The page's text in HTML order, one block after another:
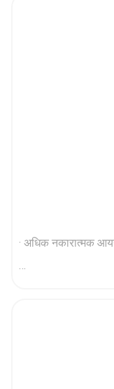
· चोट लगने, दर्द और
· अधिक नकारात्मक